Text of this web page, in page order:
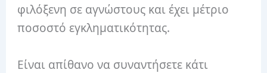
φιλόξενη σε αγνώστους και έχει μέτριο
ποσοστό εγκληματικότητας.
Είναι απίθανο να συναντήσετε κάτι